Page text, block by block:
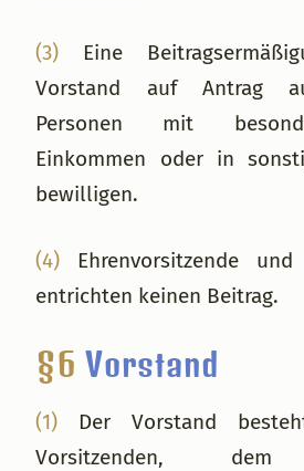
(3) Eine
Vorstand auf Antrag
Personen mit
Einkommen oder in
bewilligen.
(4) Ehrenvorsitzende und
entrichten keinen Beitrag.
§6 Vorstand
(1) Der Vorstand
Vorsitzenden, dem